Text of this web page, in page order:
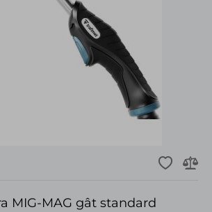
MIG-MAG gât standard